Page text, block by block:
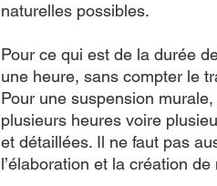
naturelles possibles.
Pour ce qui est de la durée
une heure, sans compter le
Pour une suspension
plusieurs heures voire
et détaillées. Il ne faut pas
l’élaboration et la création